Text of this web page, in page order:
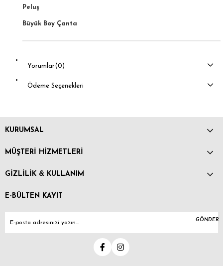
Peluş
Büyük Boy Çanta
Yorumlar(0)
Ödeme Seçenekleri
KURUMSAL
MÜŞTERİ HİZMETLERİ
GİZLİLİK & KULLANIM
E-BÜLTEN KAYIT
GÖNDER